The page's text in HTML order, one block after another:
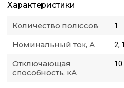
Характеристики
Количество полюсов 1
Номинальный ток, А 2, 1
Отключающая
способность, кА
10